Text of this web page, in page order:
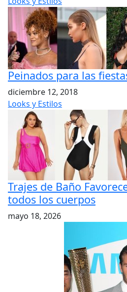
Peinados para las
diciembre 12, 2018
Looks y Estilos
Trajes de Baño
todos los cuerpos
mayo 18, 2026